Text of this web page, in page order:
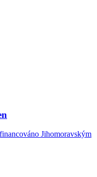
Jihomoravským